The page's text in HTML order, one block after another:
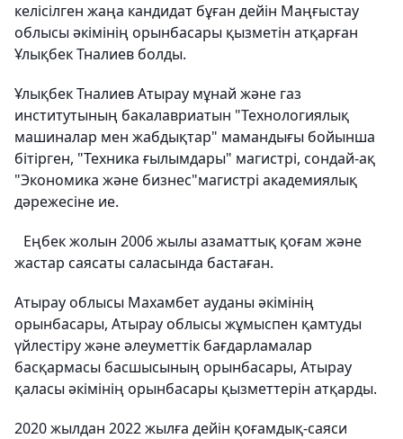
келісілген жаңа кандидат бұған дейін Маңғыстау
облысы әкімінің орынбасары қызметін атқарған
Ұлықбек Тналиев болды.
Ұлықбек Тналиев Атырау мұнай және газ
институтының бакалавриатын "Технологиялық
машиналар мен жабдықтар" мамандығы бойынша
бітірген, "Техника ғылымдары" магистрі, сондай-ақ
"Экономика және бизнес"магистрі академиялық
дәрежесіне ие.
Еңбек жолын 2006 жылы азаматтық қоғам және
жастар саясаты саласында бастаған.
Атырау облысы Махамбет ауданы әкімінің
орынбасары, Атырау облысы жұмыспен қамтуды
үйлестіру және әлеуметтік бағдарламалар
басқармасы басшысының орынбасары, Атырау
қаласы әкімінің орынбасары қызметтерін атқарды.
2020 жылдан 2022 жылға дейін қоғамдық-саяси